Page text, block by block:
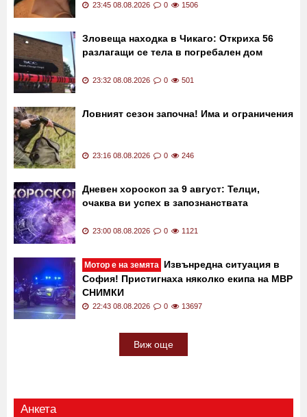
23:45 08.08.2026 0 1506
Зловеща находка в Чикаго: Откриха 56
разлагащи се тела в погребален дом
23:32 08.08.2026 0 501
Ловният сезон започна! Има и ограничения
23:16 08.08.2026 0 246
Дневен хороскоп за 9 август: Телци,
очаква ви успех в запознанствата
23:00 08.08.2026 0 1121
Мотор е на земята Извънредна ситуация в
София! Пристигнаха няколко екипа на МВР
СНИМКИ
22:43 08.08.2026 0 13697
Виж още
Анкета